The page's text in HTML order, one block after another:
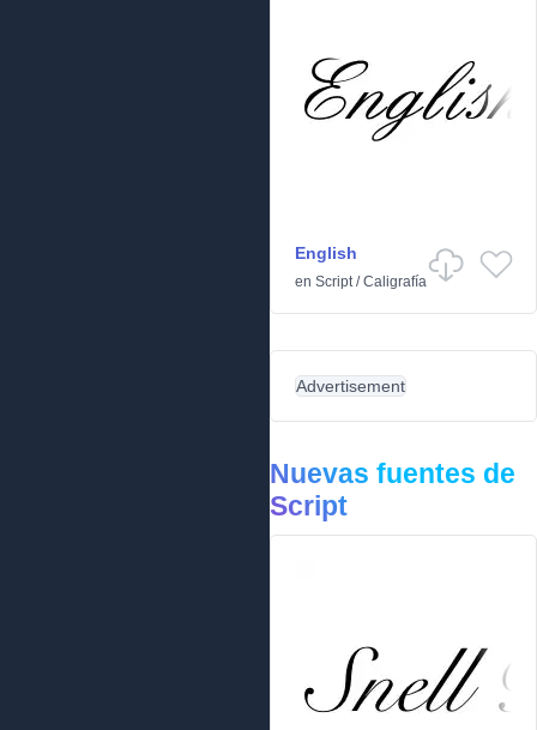
English
en Script/Caligrafía
Advertisement
Nuevas fuentes de
Script